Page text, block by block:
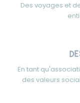
Des voyages et
En tant
des valeurs